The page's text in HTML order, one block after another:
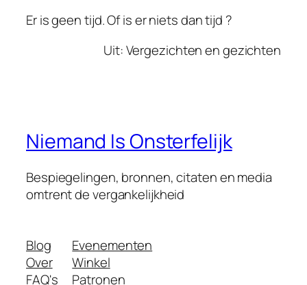
Er is geen tijd. Of is er niets dan tijd ?
Uit:Vergezichten en gezichten
Niemand Is Onsterfelijk
Bespiegelingen, bronnen, citaten en media
omtrent de vergankelijkheid
Blog
Over
FAQ's
Evenementen
Winkel
Patronen